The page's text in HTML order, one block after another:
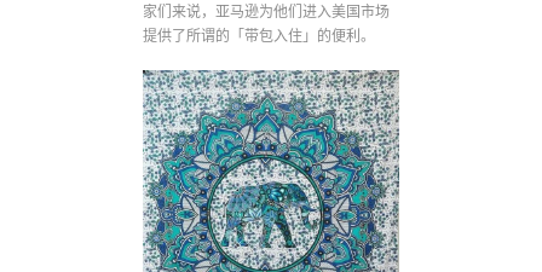
家们来说，亚马逊为他们进入美国市场
提供了所谓的「带包入住」的便利。